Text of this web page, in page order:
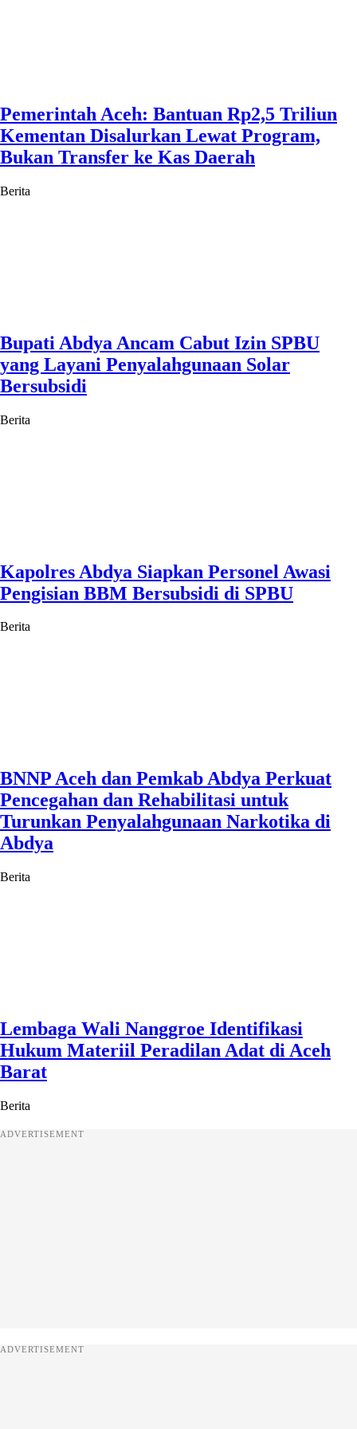
Pemerintah Aceh: Bantuan Rp2,5 Triliun
Kementan Disalurkan Lewat Program,
Bukan Transfer ke Kas Daerah
Berita
Bupati Abdya Ancam Cabut Izin SPBU
yang Layani Penyalahgunaan Solar
Bersubsidi
Berita
Kapolres Abdya Siapkan Personel Awasi
Pengisian BBM Bersubsidi di SPBU
Berita
BNNP Aceh dan Pemkab Abdya Perkuat
Pencegahan dan Rehabilitasi untuk
Turunkan Penyalahgunaan Narkotika di
Abdya
Berita
Lembaga Wali Nanggroe Identifikasi
Hukum Materiil Peradilan Adat di Aceh
Barat
Berita
ADVERTISEMENT
ADVERTISEMENT